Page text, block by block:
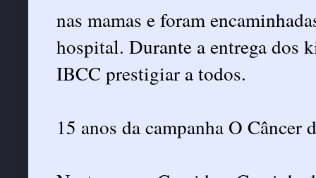
nas mamas e foram
hospital. Durante a entrega dos
IBCC prestigiar a todos.
15 anos da campanha O